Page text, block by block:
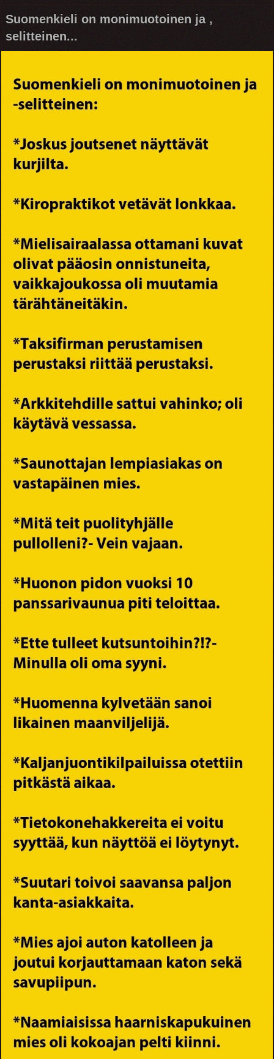
Suomenkieli on monimuotoinen ja ,
selitteinen...